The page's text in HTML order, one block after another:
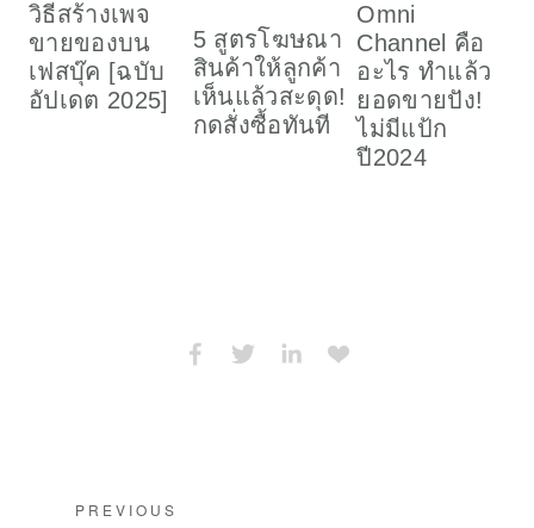
วิธีสร้างเพจ
ขายของบน
เฟสบุ๊ค [ฉบับ
อัปเดต 2025]
5 สูตรโฆษณา
สินค้าให้ลูกค้า
เห็นแล้วสะดุด!
กดสั่งซื้อทันที
Omni
Channel คือ
อะไร ทำแล้ว
ยอดขายปัง!
ไม่มีแป้ก
ปี2024
PREVIOUS